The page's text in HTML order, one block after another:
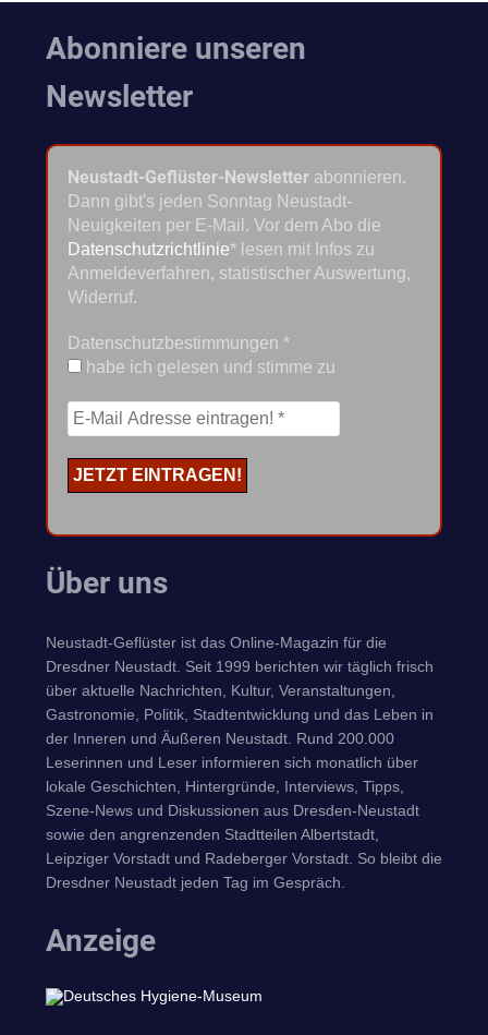
Abonniere unseren
Newsletter
Neustadt-Geflüster-Newsletter abonnieren.
Dann gibt's jeden Sonntag Neustadt-
Neuigkeiten per E-Mail. Vor dem Abo die
Datenschutzrichtlinie* lesen mit Infos zu
Anmeldeverfahren, statistischer Auswertung,
Widerruf.
Datenschutzbestimmungen *
habe ich gelesen und stimme zu
Über uns
Neustadt-Geflüster ist das Online-Magazin für die
Dresdner Neustadt. Seit 1999 berichten wir täglich frisch
über aktuelle Nachrichten, Kultur, Veranstaltungen,
Gastronomie, Politik, Stadtentwicklung und das Leben in
der Inneren und Äußeren Neustadt. Rund 200.000
Leserinnen und Leser informieren sich monatlich über
lokale Geschichten, Hintergründe, Interviews, Tipps,
Szene-News und Diskussionen aus Dresden-Neustadt
sowie den angrenzenden Stadtteilen Albertstadt,
Leipziger Vorstadt und Radeberger Vorstadt. So bleibt die
Dresdner Neustadt jeden Tag im Gespräch.
Anzeige